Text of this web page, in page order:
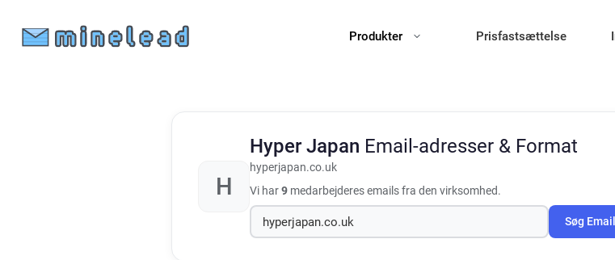
Produkter Prisfastsættelse
H
Hyper Japan Email-adresser & Format
hyperjapan.co.uk
Vi har9 medarbejderes emails fra den virksomhed.
Søg